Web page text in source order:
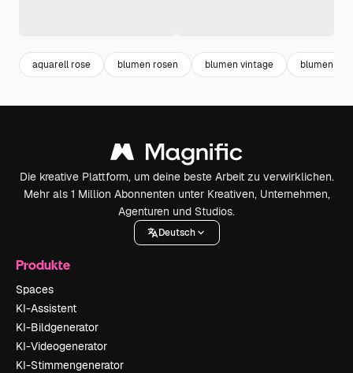
aquarell rose blumen rosen blumen vintage blumen rot
Die kreative Plattform, um deine beste Arbeit zu verwirklichen.
Mehr als 1 Million Abonnenten unter Kreativen, Unternehmen,
Agenturen und Studios.
Deutsch
Produkte
Spaces
KI-Assistent
KI-Bildgenerator
KI-Videogenerator
KI-Stimmengenerator